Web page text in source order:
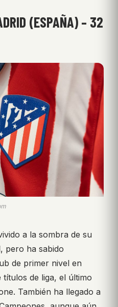
(ESPAÑA) – 32
a la sombra de su
pero ha sabido
de primer nivel en
títulos de liga, el último
También ha llegado a